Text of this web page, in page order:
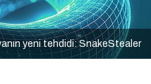
yeni tehdidi: SnakeStealer